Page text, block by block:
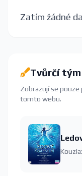
Zatím žádné
Tvůrčí tým
Zobrazují se
tomto webu.
Kouzla: